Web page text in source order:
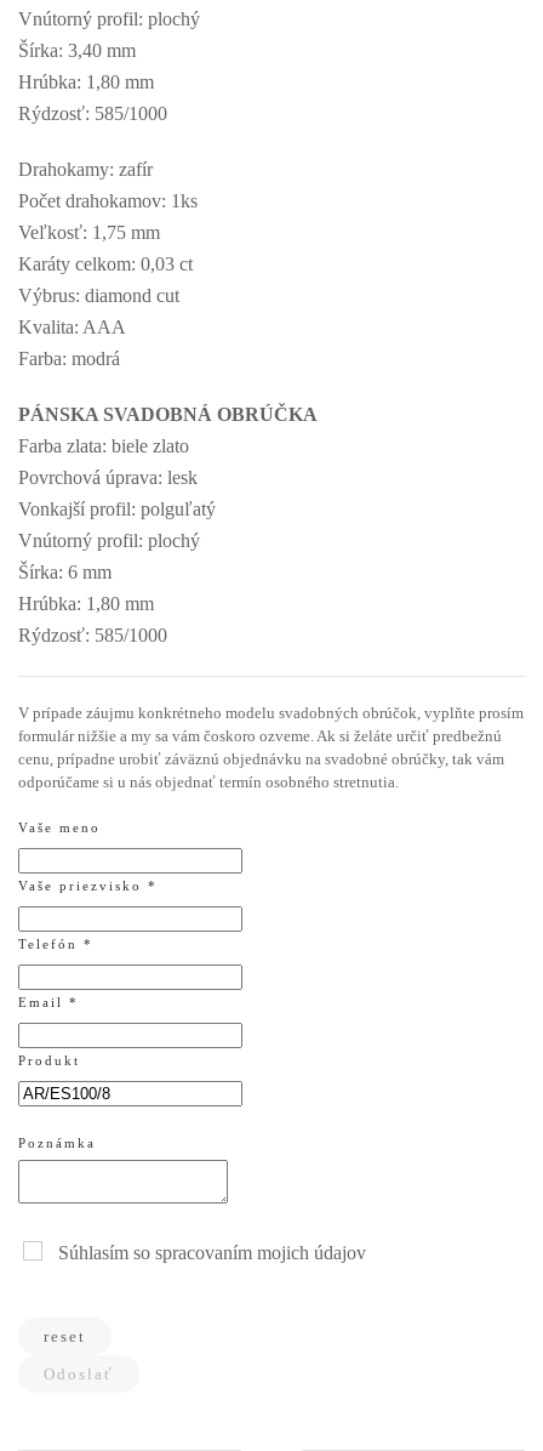
Vnútorný profil: plochý
Šírka: 3,40 mm
Hrúbka: 1,80 mm
Rýdzosť: 585/1000
Drahokamy: zafír
Počet drahokamov: 1ks
Veľkosť: 1,75 mm
Karáty celkom: 0,03 ct
Výbrus: diamond cut
Kvalita: AAA
Farba: modrá
PÁNSKA SVADOBNÁ OBRÚČKA
Farba zlata: biele zlato
Povrchová úprava: lesk
Vonkajší profil: polguľatý
Vnútorný profil: plochý
Šírka: 6 mm
Hrúbka: 1,80 mm
Rýdzosť: 585/1000
V prípade záujmu konkrétneho modelu svadobných obrúčok, vyplňte prosím
formulár nižšie a my sa vám čoskoro ozveme. Ak si želáte určiť predbežnú
cenu, prípadne urobiť záväznú objednávku na svadobné obrúčky, tak vám
odporúčame si u nás objednať termín osobného stretnutia.
Vaše meno
Vaše priezvisko *
Telefón *
Email *
Produkt
Poznámka
Súhlasím so spracovaním mojich údajov
reset
Odoslať